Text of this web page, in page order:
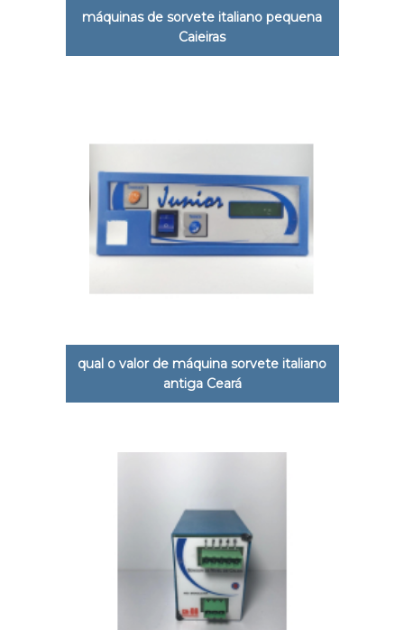
máquinas de sorvete italiano pequena
Caieiras
qual o valor de máquina sorvete italiano
antiga Ceará